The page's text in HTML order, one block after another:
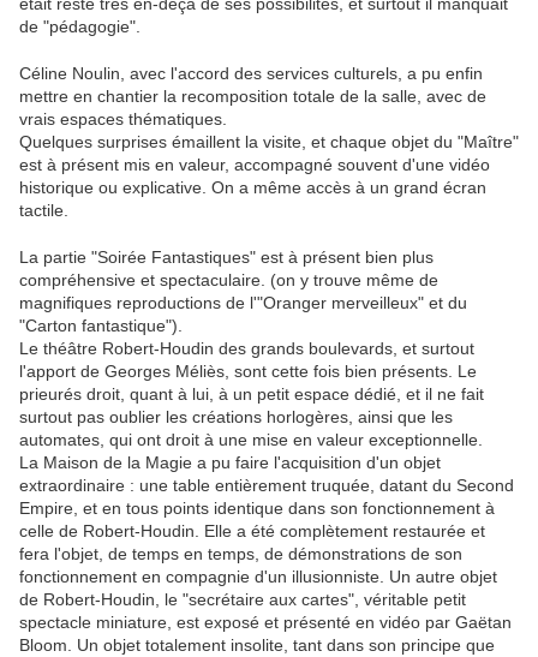
de "pédagogie".
Céline Noulin, avec l'accord des services culturels, a pu enfin
mettre en chantier la recomposition totale de la salle, avec de
vrais espaces thématiques.
Quelques surprises émaillent la visite, et chaque objet du "Maître"
est à présent mis en valeur, accompagné souvent d'une vidéo
historique ou explicative. On a même accès à un grand écran
tactile.
La partie "Soirée Fantastiques" est à présent bien plus
compréhensive et spectaculaire. (on y trouve même de
magnifiques reproductions de l'"Oranger merveilleux" et du
"Carton fantastique").
Le théâtre Robert-Houdin des grands boulevards, et surtout
l'apport de Georges Méliès, sont cette fois bien présents. Le
prieurés droit, quant à lui, à un petit espace dédié, et il ne fait
surtout pas oublier les créations horlogères, ainsi que les
automates, qui ont droit à une mise en valeur exceptionnelle.
La Maison de la Magie a pu faire l'acquisition d'un objet
extraordinaire : une table entièrement truquée, datant du Second
Empire, et en tous points identique dans son fonctionnement à
celle de Robert-Houdin. Elle a été complètement restaurée et
fera l'objet, de temps en temps, de démonstrations de son
fonctionnement en compagnie d'un illusionniste. Un autre objet
de Robert-Houdin, le "secrétaire aux cartes", véritable petit
spectacle miniature, est exposé et présenté en vidéo par Gaëtan
Bloom. Un objet totalement insolite, tant dans son principe que